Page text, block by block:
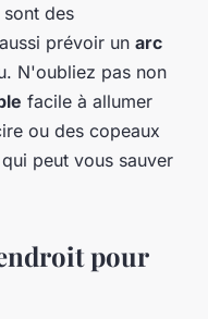
des
prévoir un arc
N'oubliez pas non
facile à allumer
ou des copeaux
peut vous sauver
pour